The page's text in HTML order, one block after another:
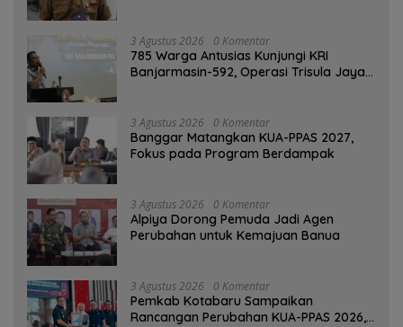
3 Agustus 2026 0 Komentar
785 Warga Antusias Kunjungi KRI
Banjarmasin-592, Operasi Trisula Jaya
3 Agustus 2026 0 Komentar
‎Banggar Matangkan KUA-PPAS 2027,
Fokus pada Program Berdampak
3 Agustus 2026 0 Komentar
‎Alpiya Dorong Pemuda Jadi Agen
Perubahan untuk Kemajuan Banua ‎
3 Agustus 2026 0 Komentar
Pemkab Kotabaru Sampaikan
Rancangan Perubahan KUA-PPAS 2026,